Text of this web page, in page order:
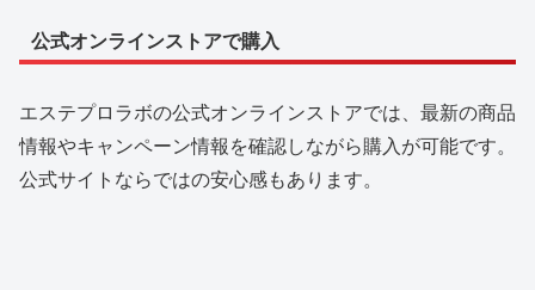
公式オンラインストアで購入
エステプロラボの公式オンラインストアでは、最新の商品
情報やキャンペーン情報を確認しながら購入が可能です。
公式サイトならではの安心感もあります。